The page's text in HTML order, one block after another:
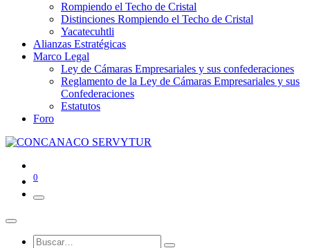
Rompiendo el Techo de Cristal
Distinciones Rompiendo el Techo de Cristal
Yacatecuhtli
Alianzas Estratégicas
Marco Legal
Ley de Cámaras Empresariales y sus confederaciones
Reglamento de la Ley de Cámaras Empresariales y sus
Confederaciones
Estatutos
Foro
0